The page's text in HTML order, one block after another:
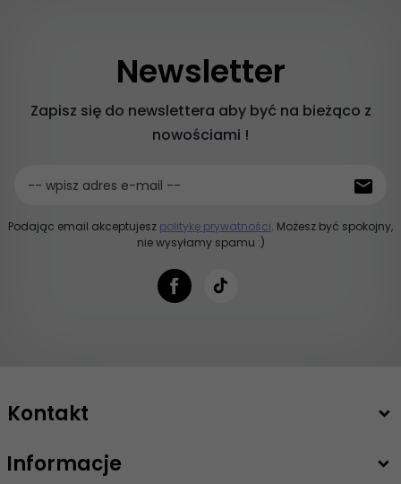
Newsletter
Zapisz się do newslettera aby być na bieżąco z
nowościami !
-- wpisz adres e-mail --
Podając email akceptujesz politykę prywatności. Możesz być spokojny,
nie wysyłamy spamu :)
Kontakt
+48 503 747 208
Informacje